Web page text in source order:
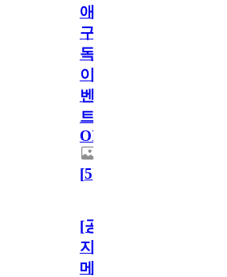
애
구
독
이
벤
트
OPEN!
[5]
[공
지]
메